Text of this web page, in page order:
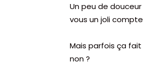
Un peu de
vous un joli compte
Mais parfois ça
non ?